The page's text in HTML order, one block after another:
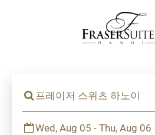
프레이저 스위츠 하노이
Wed, Aug 05 - Thu, Aug 06